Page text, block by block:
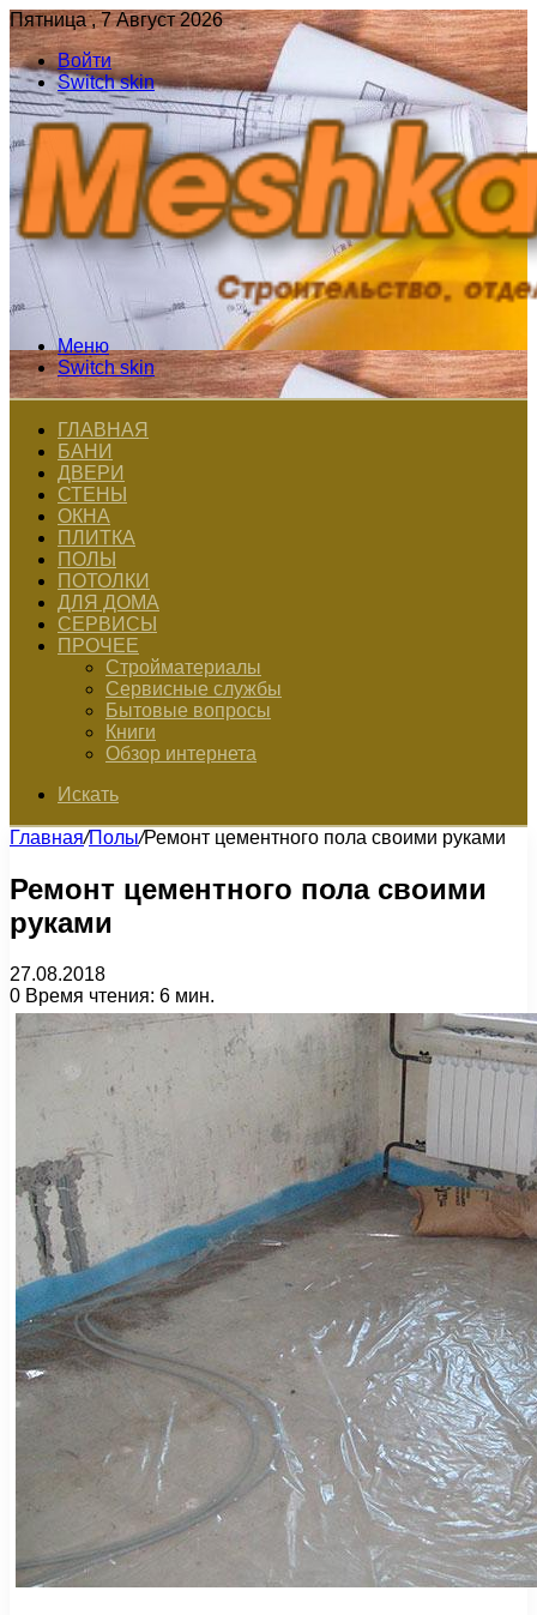
Пятница , 7 Август 2026
Войти
Switch skin
Меню
Switch skin
ГЛАВНАЯ
БАНИ
ДВЕРИ
СТЕНЫ
ОКНА
ПЛИТКА
ПОЛЫ
ПОТОЛКИ
ДЛЯ ДОМА
СЕРВИСЫ
ПРОЧЕЕ
Стройматериалы
Сервисные службы
Бытовые вопросы
Книги
Обзор интернета
Искать
Главная/Полы/Ремонт цементного пола своими руками
Ремонт цементного пола своими
руками
27.08.2018
0 Время чтения: 6 мин.